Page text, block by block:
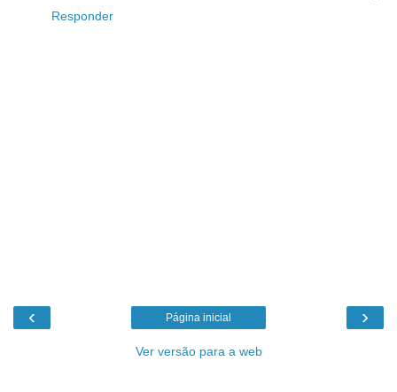
Responder
‹ ›
Página inicial
Ver versão para a web